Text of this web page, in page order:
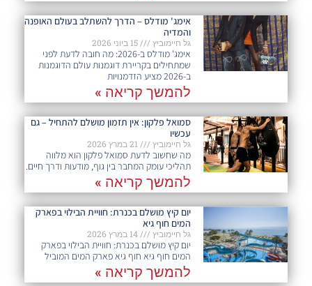
אימג' מודלס – הדרך להשתלב בעולם האופנה
והמדיה
גל חיימוביץ
אימג' מודלס ב-2026: מה חובה לדעת לפני
שמתחילים בקריירת דוגמנות עולם הדוגמנות
ב-2026 מציע הזדמנויות
להמשך קריאה »
סמואל פלקון: אין תזמון מושלם להתחיל – גם
עכשיו
גל חיימוביץ
מה שחשוב לדעת סמואל פלקון הוא מלווה
תהליכי עומק המחבר בין גוף, מודעות ודרך חיים.
להמשך קריאה »
יום קיץ מושלם בכנרת: חוויית הבילוי בפארק
המים חוף גיא
גל חיימוביץ
יום קיץ מושלם בכנרת: חוויית הבילוי בפארק
המים חוף גיא חוף גיא פארק המים המוביל
להמשך קריאה »